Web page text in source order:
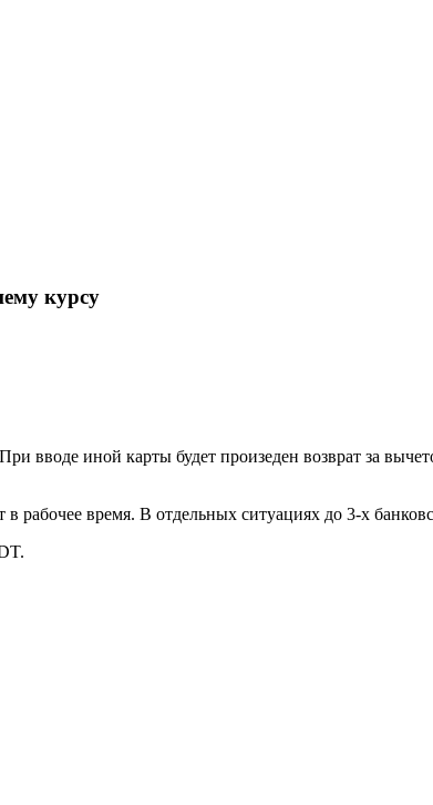
курсу
вводе иной карты будет произеден возврат за
рабочее время. В отдельных ситуациях до 3-х